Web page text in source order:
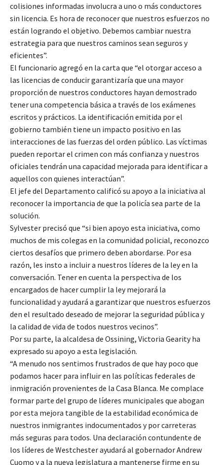
colisiones informadas involucra a uno o más conductores
sin licencia. Es hora de reconocer que nuestros esfuerzos no
están logrando el objetivo. Debemos cambiar nuestra
estrategia para que nuestros caminos sean seguros y
eficientes”.
El funcionario agregó en la carta que “el otorgar acceso a
las licencias de conducir garantizaría que una mayor
proporción de nuestros conductores hayan demostrado
tener una competencia básica a través de los exámenes
escritos y prácticos. La identificación emitida por el
gobierno también tiene un impacto positivo en las
interacciones de las fuerzas del orden público. Las víctimas
pueden reportar el crimen con más confianza y nuestros
oficiales tendrán una capacidad mejorada para identificar a
aquellos con quienes interactúan”.
El jefe del Departamento calificó su apoyo a la iniciativa al
reconocer la importancia de que la policía sea parte de la
solución.
Sylvester precisó que “si bien apoyo esta iniciativa, como
muchos de mis colegas en la comunidad policial, reconozco
ciertos desafíos que primero deben abordarse. Por esa
razón, les insto a incluir a nuestros líderes de la ley en la
conversación. Tener en cuenta la perspectiva de los
encargados de hacer cumplir la ley mejorará la
funcionalidad y ayudará a garantizar que nuestros esfuerzos
den el resultado deseado de mejorar la seguridad pública y
la calidad de vida de todos nuestros vecinos”.
Por su parte, la alcaldesa de Ossining, Victoria Gearity ha
expresado su apoyo a esta legislación.
“A menudo nos sentimos frustrados de que hay poco que
podamos hacer para influir en las políticas federales de
inmigración provenientes de la Casa Blanca. Me complace
formar parte del grupo de líderes municipales que abogan
por esta mejora tangible de la estabilidad económica de
nuestros inmigrantes indocumentados y por carreteras
más seguras para todos. Una declaración contundente de
los líderes de Westchester ayudará al gobernador Andrew
Cuomo y a la nueva legislatura a mantenerse firme en su